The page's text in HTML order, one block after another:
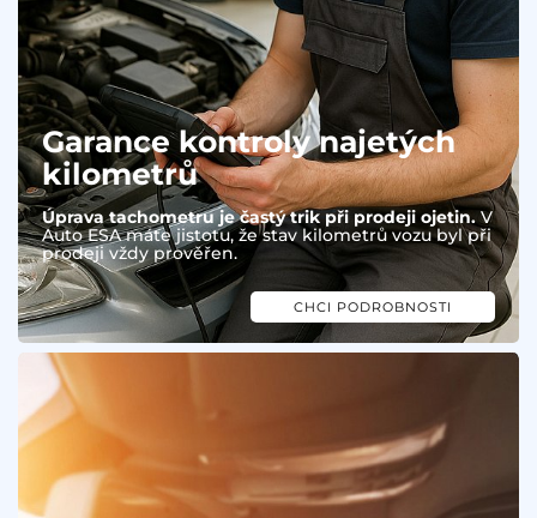
Garance kontroly najetých
kilometrů
Úprava tachometru je častý trik při prodeji ojetin.V
Auto ESA máte jistotu, že stav kilometrů vozu byl při
prodeji vždy prověřen.
CHCI PODROBNOSTI